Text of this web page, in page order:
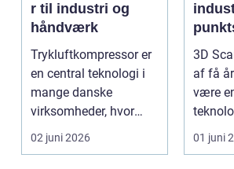
r til industri og
håndværk
Trykluftkompressor er
en central teknologi i
mange danske
virksomheder, hvor
stabil forsyning af try...
02 juni 2026
3D
af få
være
helt
01 juni